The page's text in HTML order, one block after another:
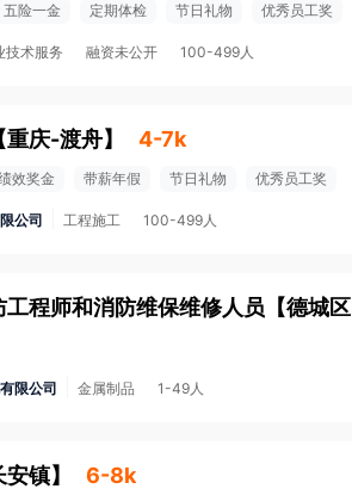
五险一金 定期体检 节日礼物 优秀员工奖
技术服务 融资未公开 100-499人
重庆-渡舟】 4-7k
效奖金 带薪年假 节日礼物 优秀员工奖
公司 工程施工 100-499人
程师和消防维保维修人员 【德城区
限公司 金属制品 1-49人
安镇】 6-8k